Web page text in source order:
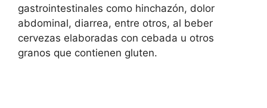
gastrointestinales como hinchazón, dolor
abdominal, diarrea, entre otros, al beber
cervezas elaboradas con cebada u otros
granos que contienen gluten.